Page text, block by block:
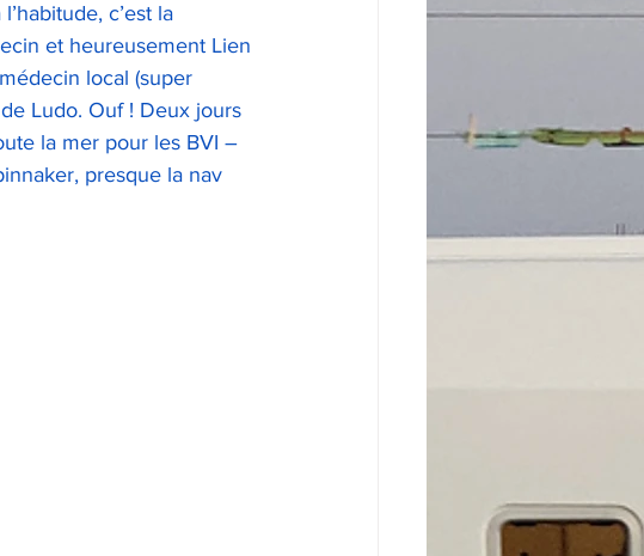
c’est la
et heureusement Lien
local (super
Ludo. Ouf ! Deux jours
la mer pour les BVI –
presque la nav